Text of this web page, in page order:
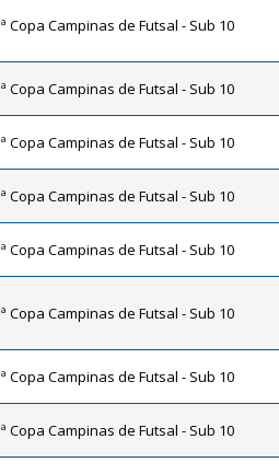
Copa Campinas de Futsal - Sub 10
Copa Campinas de Futsal - Sub 10
Copa Campinas de Futsal - Sub 10
Copa Campinas de Futsal - Sub 10
Copa Campinas de Futsal - Sub 10
Copa Campinas de Futsal - Sub 10
Copa Campinas de Futsal - Sub 10
Copa Campinas de Futsal - Sub 10